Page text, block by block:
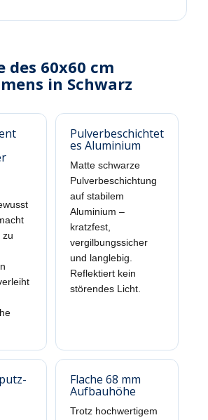
des 60x60 cm
in Schwarz
zu
Pulverbeschichtet
es Aluminium
Matte schwarze
Pulverbeschichtung
auf stabilem
Aluminium –
kratzfest,
vergilbungssicher
und langlebig.
Reflektiert kein
störendes Licht.
Flache 68 mm
Aufbauhöhe
Trotz hochwertigem